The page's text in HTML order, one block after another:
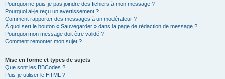
Pourquoi ne puis-je pas joindre des fichiers à mon message ?
Pourquoi ai-je reçu un avertissement ?
Comment rapporter des messages à un modérateur ?
À quoi sert le bouton « Sauvegarder » dans la page de rédaction de message ?
Pourquoi mon message doit être validé ?
Comment remonter mon sujet ?
Mise en forme et types de sujets
Que sont les BBCodes ?
Puis-je utiliser le HTML ?